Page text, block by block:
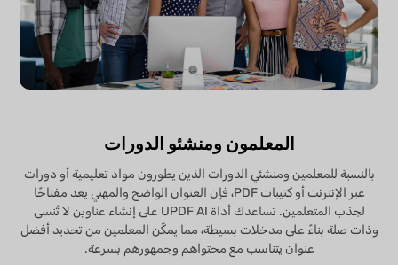
المعلمون ومنشئو الدورات
بالنسبة للمعلمين ومنشئي الدورات الذين يطورون مواد تعليمية أو دورات
عبر الإنترنت أو كتيبات PDF، فإن العنوان الواضح والمهني يعد مفتاحًا
لجذب المتعلمين. تساعدك أداة UPDF AI على إنشاء عناوين لا تُنسى
وذات صلة بناءً على مدخلات بسيطة، مما يمكّن المعلمين من تحديد أفضل
عنوان يتناسب مع محتواهم وجمهورهم بسرعة.